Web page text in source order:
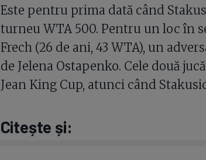
Este pentru prima dată când
turneu WTA 500. Pentru un loc în
Frech (26 de ani, 43 WTA), un
de Jelena Ostapenko. Cele două
Jean King Cup, atunci când
Citește și: